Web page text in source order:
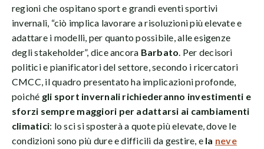
regioni che ospitano sport e grandi eventi sportivi
invernali, “ciò implica lavorare a risoluzioni più elevate e
adattare i modelli, per quanto possibile, alle esigenze
degli stakeholder”, dice ancora Barbato. Per decisori
politici e pianificatori del settore, secondo i ricercatori
CMCC, il quadro presentato ha implicazioni profonde,
poiché gli sport invernali richiederanno investimenti e
sforzi sempre maggiori per adattarsi ai cambiamenti
climatici: lo sci si sposterà a quote più elevate, dove le
condizioni sono più dure e difficili da gestire, e la neve